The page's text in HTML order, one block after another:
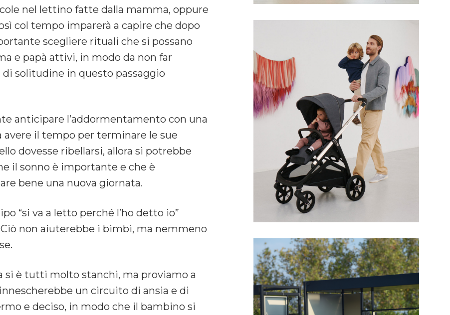
nel lettino fatte dalla mamma, oppure
col tempo imparerà a capire che dopo
scegliere rituali che si possano
e papà attivi, in modo da non far
solitudine in questo passaggio
anticipare l’addormentamento con una
avere il tempo per terminare le sue
dovesse ribellarsi, allora si potrebbe
il sonno è importante e che è
bene una nuova giornata.
“si va a letto perché l’ho detto io”
non aiuterebbe i bimbi, ma nemmeno
si è tutti molto stanchi, ma proviamo a
un circuito di ansia e di
e deciso, in modo che il bambino si